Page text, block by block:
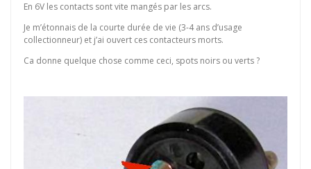
En 6V les contacts sont vite mangés par les arcs.
Je m’étonnais de la courte durée de vie (3-4 ans d’usage
collectionneur) et j’ai ouvert ces contacteurs morts.
Ca donne quelque chose comme ceci, spots noirs ou verts ?